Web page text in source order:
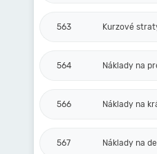
563 Kurzové
564 Náklady na
566 Náklady na
567 Náklady na